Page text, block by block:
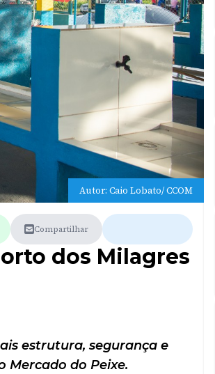
Autor: Caio Lobato/ CCOM
Compartilhar
dos Milagres
estrutura, segurança e
Mercado do Peixe.